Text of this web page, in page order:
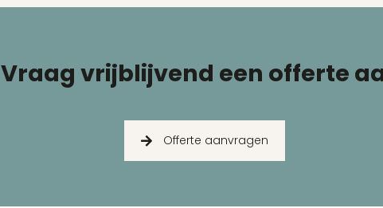
Vraag vrijblijvend een offerte
Offerte aanvragen